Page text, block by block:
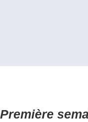
Première